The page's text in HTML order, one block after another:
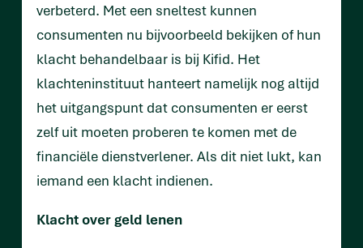
verbeterd. Met een sneltest kunnen
consumenten nu bijvoorbeeld bekijken of hun
klacht behandelbaar is bij Kifid. Het
klachteninstituut hanteert namelijk nog altijd
het uitgangspunt dat consumenten er eerst
zelf uit moeten proberen te komen met de
financiële dienstverlener. Als dit niet lukt, kan
iemand een klacht indienen.
Klacht over geld lenen